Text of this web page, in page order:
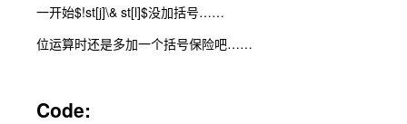
一开始$!st[j]\& st[l]$没加括号……
位运算时还是多加一个括号保险吧……
Code: